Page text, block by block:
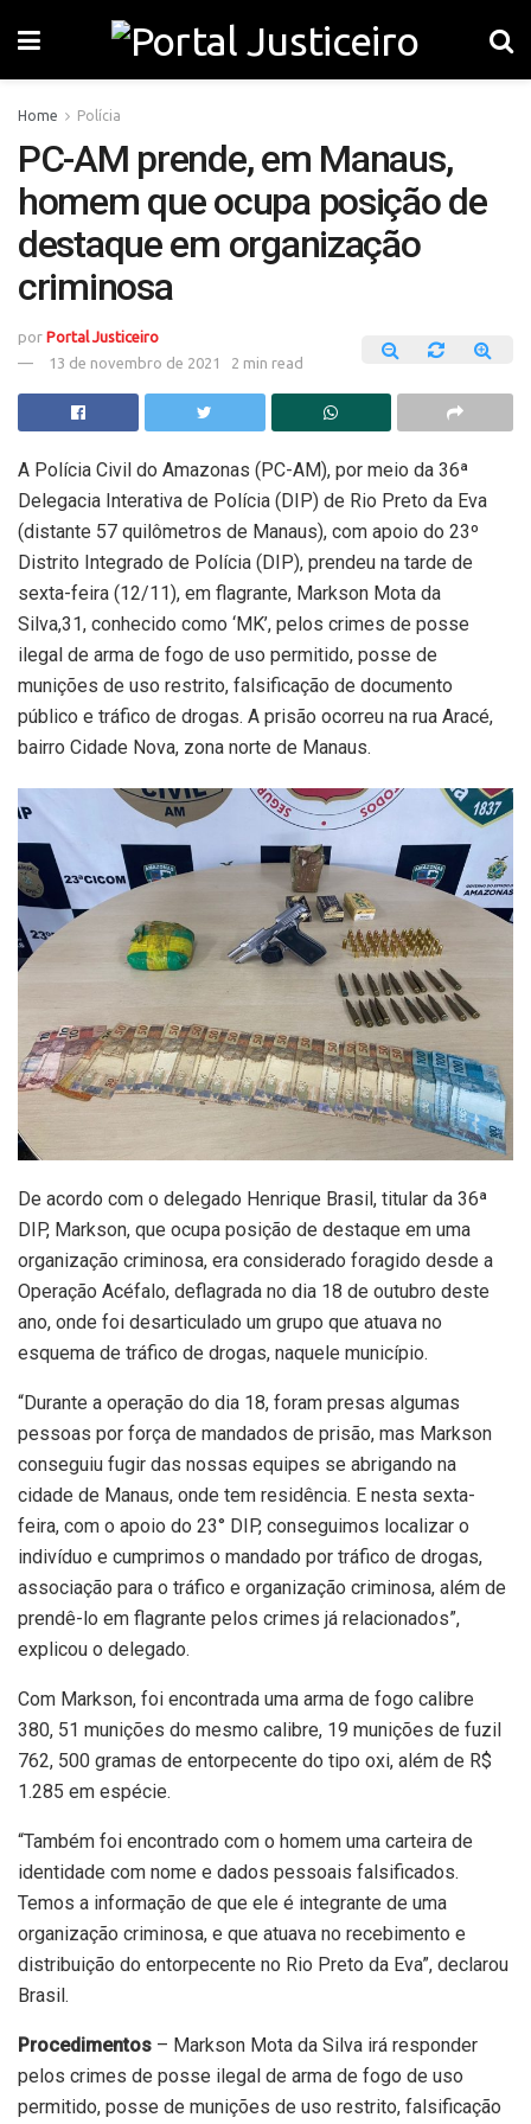
Home Polícia
PC-AM prende, em Manaus,
homem que ocupa posição de
destaque em organização
criminosa
por Portal Justiceiro
13 de novembro de 2021
2 min read
A Polícia Civil do Amazonas (PC-AM), por meio da 36ª
Delegacia Interativa de Polícia (DIP) de Rio Preto da Eva
(distante 57 quilômetros de Manaus), com apoio do 23º
Distrito Integrado de Polícia (DIP), prendeu na tarde de
sexta-feira (12/11), em flagrante, Markson Mota da
Silva,31, conhecido como ‘MK’, pelos crimes de posse
ilegal de arma de fogo de uso permitido, posse de
munições de uso restrito, falsificação de documento
público e tráfico de drogas. A prisão ocorreu na rua Aracé,
bairro Cidade Nova, zona norte de Manaus.
De acordo com o delegado Henrique Brasil, titular da 36ª
DIP, Markson, que ocupa posição de destaque em uma
organização criminosa, era considerado foragido desde a
Operação Acéfalo, deflagrada no dia 18 de outubro deste
ano, onde foi desarticulado um grupo que atuava no
esquema de tráfico de drogas, naquele município.
“Durante a operação do dia 18, foram presas algumas
pessoas por força de mandados de prisão, mas Markson
conseguiu fugir das nossas equipes se abrigando na
cidade de Manaus, onde tem residência. E nesta sexta-
feira, com o apoio do 23° DIP, conseguimos localizar o
indivíduo e cumprimos o mandado por tráfico de drogas,
associação para o tráfico e organização criminosa, além de
prendê-lo em flagrante pelos crimes já relacionados”,
explicou o delegado.
Com Markson, foi encontrada uma arma de fogo calibre
380, 51 munições do mesmo calibre, 19 munições de fuzil
762, 500 gramas de entorpecente do tipo oxi, além de R$
1.285 em espécie.
“Também foi encontrado com o homem uma carteira de
identidade com nome e dados pessoais falsificados.
Temos a informação de que ele é integrante de uma
organização criminosa, e que atuava no recebimento e
distribuição do entorpecente no Rio Preto da Eva”, declarou
Brasil.
Procedimentos – Markson Mota da Silva irá responder
pelos crimes de posse ilegal de arma de fogo de uso
permitido, posse de munições de uso restrito, falsificação